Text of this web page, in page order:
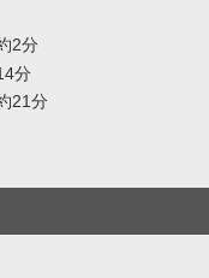
2分
分
21分